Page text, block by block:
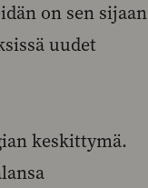
on sen sijaan
uudet
keskittymä.